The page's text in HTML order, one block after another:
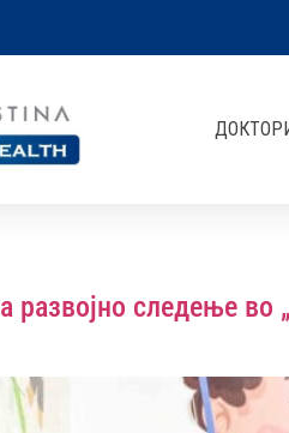
развојно следење